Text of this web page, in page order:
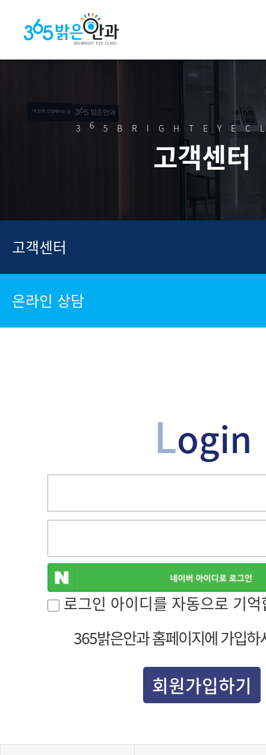
3 6
고객센터
고객센터
온라인 상담
Login
로그인 아이디를 자동으로 기
365밝은안과 홈페이지에 가입하
회원가입하기